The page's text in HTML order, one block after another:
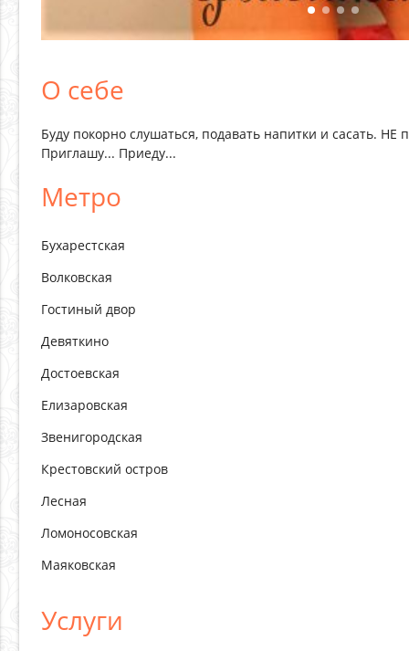
О себе
Буду покорно слушаться, подавать напитки и сасать. НЕ
Приглашу... Приеду...
Метро
Бухарестская
Волковская
Гостиный двор
Девяткино
Достоевская
Елизаровская
Звенигородская
Крестовский остров
Лесная
Ломоносовская
Маяковская
Услуги